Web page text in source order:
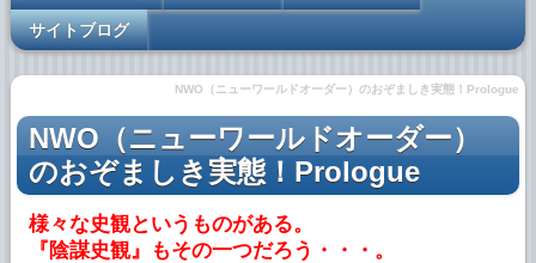
サイトブログ
NWO（ニューワールドオーダー）のおぞましき実態！Prologue
NWO（ニューワールドオーダー）
のおぞましき実態！Prologue
様々な史観というものがある。
『陰謀史観』もその一つだろう・・・。